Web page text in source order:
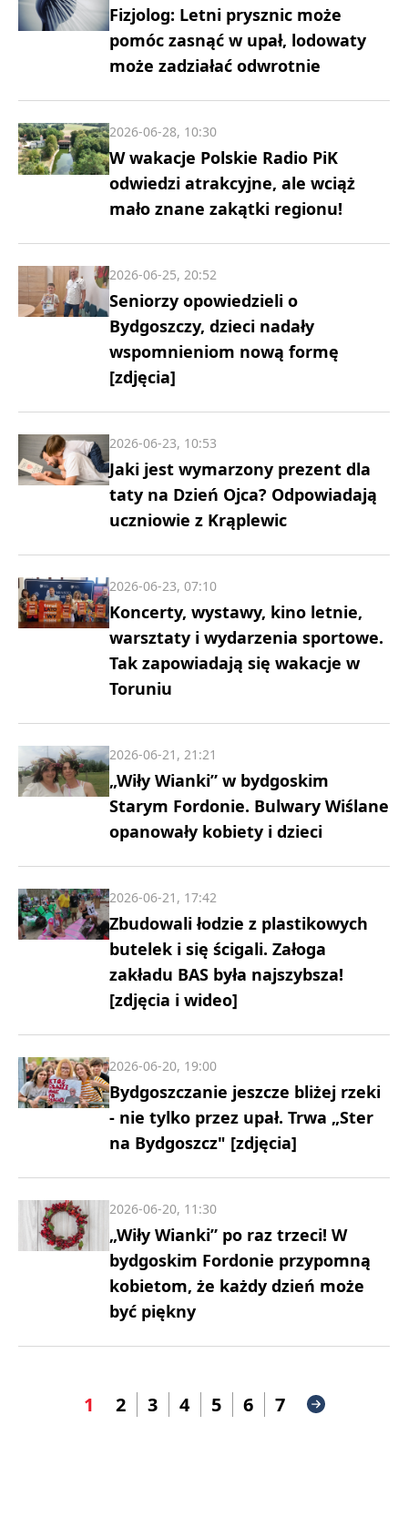
Fizjolog: Letni prysznic może
pomóc zasnąć w upał, lodowaty
może zadziałać odwrotnie
W wakacje Polskie Radio PiK
odwiedzi atrakcyjne, ale wciąż
mało znane zakątki regionu!
2026-06-28, 10:30
Seniorzy opowiedzieli o
Bydgoszczy, dzieci nadały
wspomnieniom nową formę
[zdjęcia]
2026-06-25, 20:52
Jaki jest wymarzony prezent dla
taty na Dzień Ojca? Odpowiadają
uczniowie z Krąplewic
2026-06-23, 10:53
Koncerty, wystawy, kino letnie,
warsztaty i wydarzenia sportowe.
Tak zapowiadają się wakacje w
Toruniu
2026-06-23, 07:10
„Wiły Wianki” w bydgoskim
Starym Fordonie. Bulwary Wiślane
opanowały kobiety i dzieci
2026-06-21, 21:21
Zbudowali łodzie z plastikowych
butelek i się ścigali. Załoga
zakładu BAS była najszybsza!
[zdjęcia i wideo]
2026-06-21, 17:42
Bydgoszczanie jeszcze bliżej rzeki
- nie tylko przez upał. Trwa „Ster
na Bydgoszcz" [zdjęcia]
2026-06-20, 19:00
„Wiły Wianki” po raz trzeci! W
bydgoskim Fordonie przypomną
kobietom, że każdy dzień może
być piękny
2026-06-20, 11:30
1 2 3 4 5 6 7